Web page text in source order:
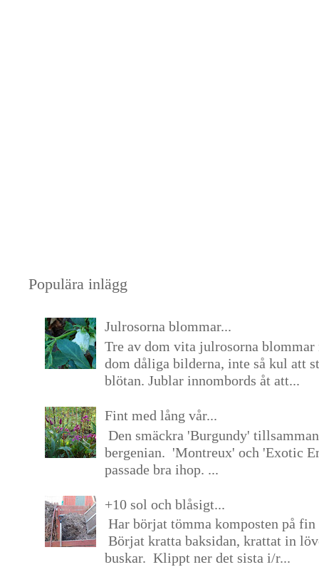
Populära inlägg
Julrosorna blommar...
Tre av dom vita julrosorna blommar
dom dåliga bilderna, inte så kul att
blötan. Jublar innombords åt att...
Fint med lång vår...
Den smäckra 'Burgundy'
bergenian. 'Montreux' och 'Exotic
passade bra ihop. ...
+10 sol och blåsigt...
Har börjat tömma komposten på
Börjat kratta baksidan, krattat in
buskar. Klippt ner det sista i/r...